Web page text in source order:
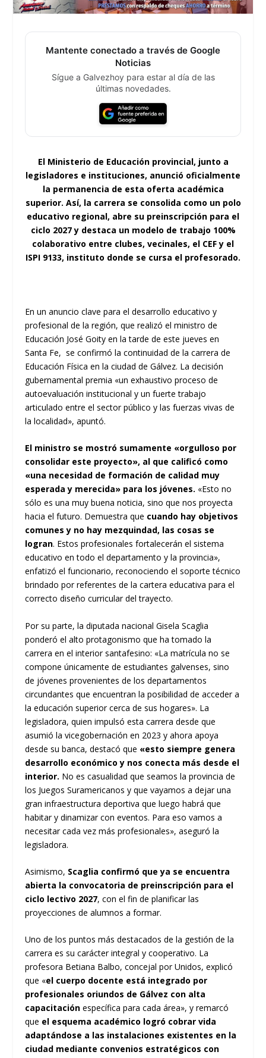
Mantente conectado a través de Google
Noticias
Sígue a Galvezhoy para estar al día de las
últimas novedades.
El Ministerio de Educación provincial, junto a
legisladores e instituciones, anunció oficialmente
la permanencia de esta oferta académica
superior. Así, la carrera se consolida como un polo
educativo regional, abre su preinscripción para el
ciclo 2027 y destaca un modelo de trabajo 100%
colaborativo entre clubes, vecinales, el CEF y el
ISPI 9133, instituto donde se cursa el profesorado.
En un anuncio clave para el desarrollo educativo y
profesional de la región, que realizó el ministro de
Educación José Goity en la tarde de este jueves en
Santa Fe, se confirmó la continuidad de la carrera de
Educación Física en la ciudad de Gálvez. La decisión
gubernamental premia «un exhaustivo proceso de
autoevaluación institucional y un fuerte trabajo
articulado entre el sector público y las fuerzas vivas de
la localidad», apuntó.
El ministro se mostró sumamente «orgulloso por
consolidar este proyecto», al que calificó como
«una necesidad de formación de calidad muy
esperada y merecida» para los jóvenes. «Esto no
sólo es una muy buena noticia, sino que nos proyecta
hacia el futuro. Demuestra que cuando hay objetivos
comunes y no hay mezquindad, las cosas se
logran. Estos profesionales fortalecerán el sistema
educativo en todo el departamento y la provincia»,
enfatizó el funcionario, reconociendo el soporte técnico
brindado por referentes de la cartera educativa para el
correcto diseño curricular del trayecto.
Por su parte, la diputada nacional Gisela Scaglia
ponderó el alto protagonismo que ha tomado la
carrera en el interior santafesino: «La matrícula no se
compone únicamente de estudiantes galvenses, sino
de jóvenes provenientes de los departamentos
circundantes que encuentran la posibilidad de acceder a
la educación superior cerca de sus hogares». La
legisladora, quien impulsó esta carrera desde que
asumió la vicegobernación en 2023 y ahora apoya
desde su banca, destacó que «esto siempre genera
desarrollo económico y nos conecta más desde el
interior. No es casualidad que seamos la provincia de
los Juegos Suramericanos y que vayamos a dejar una
gran infraestructura deportiva que luego habrá que
habitar y dinamizar con eventos. Para eso vamos a
necesitar cada vez más profesionales», aseguró la
legisladora.
Asimismo, Scaglia confirmó que ya se encuentra
abierta la convocatoria de preinscripción para el
ciclo lectivo 2027, con el fin de planificar las
proyecciones de alumnos a formar.
Uno de los puntos más destacados de la gestión de la
carrera es su carácter integral y cooperativo. La
profesora Betiana Balbo, concejal por Unidos, explicó
que «el cuerpo docente está integrado por
profesionales oriundos de Gálvez con alta
capacitación específica para cada área», y remarcó
que el esquema académico logró cobrar vida
adaptándose a las instalaciones existentes en la
ciudad mediante convenios estratégicos con